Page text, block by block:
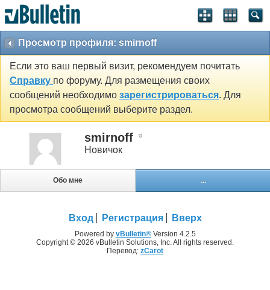
Просмотр профиля: smirnoff
Если это ваш первый визит, рекомендуем почитать
Справку по форуму. Для размещения своих
сообщений необходимо зарегистрироваться. Для
просмотра сообщений выберите раздел.
smirnoff
Новичок
Обо мне ...
Вход Регистрация Вверх
Powered by vBulletin®Version 4.2.5
Copyright © 2026 vBulletin Solutions, Inc. All rights reserved.
Перевод: zCarot